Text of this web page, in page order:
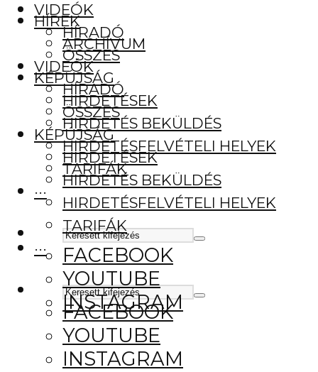
VIDEÓK
HÍRADÓ
ÖSSZES
KÉPÚJSÁG
HIRDETÉSEK
HIRDETÉS BEKÜLDÉS
HIRDETÉSFELVÉTELI HELYEK
TARIFÁK
···
FACEBOOK
YOUTUBE
INSTAGRAM
HÍREK
ARCHÍVUM
VIDEÓK
HÍRADÓ
ÖSSZES
KÉPÚJSÁG
HIRDETÉSEK
HIRDETÉS BEKÜLDÉS
HIRDETÉSFELVÉTELI HELYEK
TARIFÁK
···
FACEBOOK
YOUTUBE
INSTAGRAM